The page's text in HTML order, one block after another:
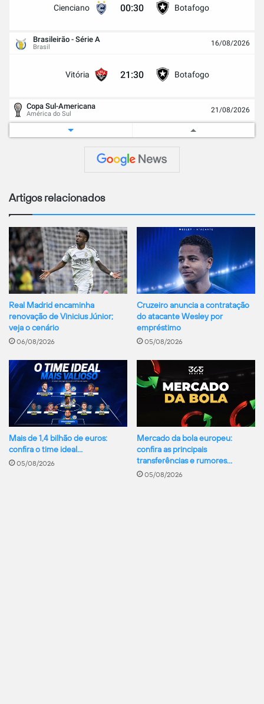
Cienciano 00:30 Botafogo
Brasileirão - Série A
Brasil 16/08/2026
Vitória 21:30 Botafogo
Copa Sul-Americana
América do Sul 21/08/2026
Botafogo 00:30
Agr 0 - 0
Cienciano
Brasileirão - Série A
Artigos relacionados
Real Madrid encaminha
renovação de Vinicius Júnior;
veja o cenário
06/08/2026
Cruzeiro anuncia a contratação
do atacante Wesley por
empréstimo
05/08/2026
Mais de 1,4 bilhão de euros:
confira o time ideal…
05/08/2026
Mercado da bola europeu:
confira as principais
transferências e rumores…
05/08/2026